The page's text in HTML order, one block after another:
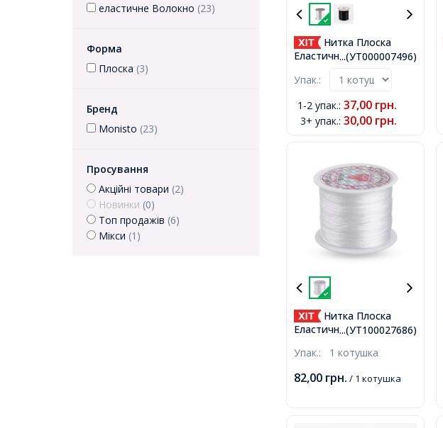
еластичне Волокно (23)
Форма
Плоска (3)
Бренд
Monisto (23)
Просування
Акційні товари (2)
Новинки (0)
Топ продажів (6)
Мікси (1)
...(УТ000007496)
Нитка Плоска
Еластична для Браслетів
0.8мм, близько 10м/
Упак.:
1-2 упак.: 37,00 грн.
3+ упак.: 30,00 грн.
...(УТ100027686)
Нитка Плоска
Еластична 0.5мм/45м
Прикрас, Білий, 0.5мм,
Упак.: 1 котушка
82,00 грн. / 1 котушка